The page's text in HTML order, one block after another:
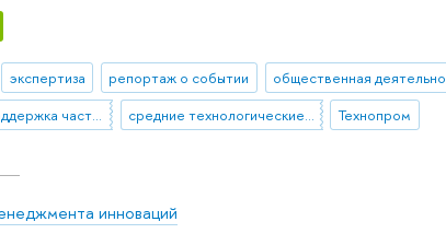
экспертиза репортаж о событии
Проект «Поддержка частных высокотехнологических компаний-лидеров»
средние технологические компании Технопром
инноваций